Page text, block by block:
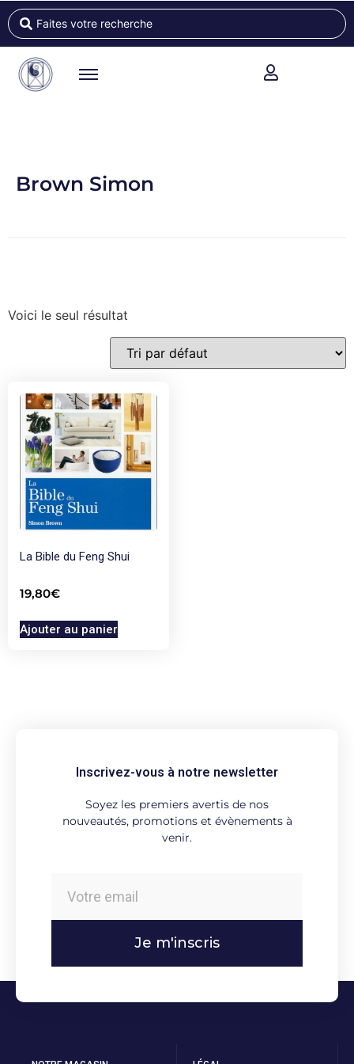
Brown Simon
Voici le seul résultat
La Bible du Feng Shui
19,80€
Ajouter au panier
Inscrivez-vous à notre newsletter
Soyez les premiers avertis de nos
nouveautés, promotions et évènements à
venir.
Je m'inscris